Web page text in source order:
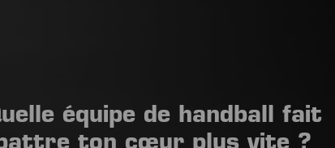
équipe de handball fait